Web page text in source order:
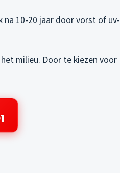
na 10-20 jaar door vorst of uv-
milieu. Door te kiezen voor